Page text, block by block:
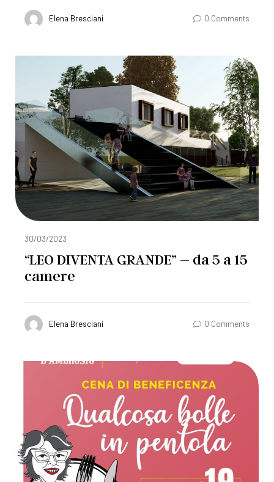
Elena Bresciani 0 Comments
30/03/2023
“LEO DIVENTA GRANDE” – da 5 a 15
camere
Elena Bresciani 0 Comments